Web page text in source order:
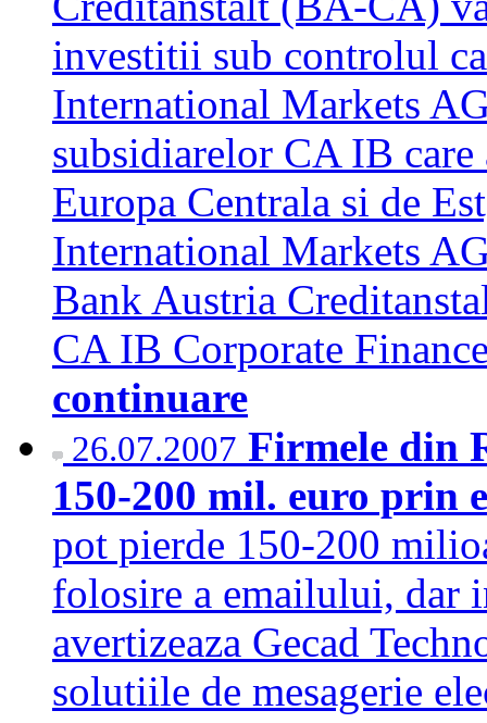
investitii sub controlul
International Markets
subsidiarelor CA IB care
Europa Centrala si de
International Markets
Bank Austria
CA IB Corporate
continuare
26.07.2007 Firmele din
150-200 mil. euro prin
pot pierde 150-200
folosire a emailului, dar
avertizeaza Gecad
solutiile de mesagerie